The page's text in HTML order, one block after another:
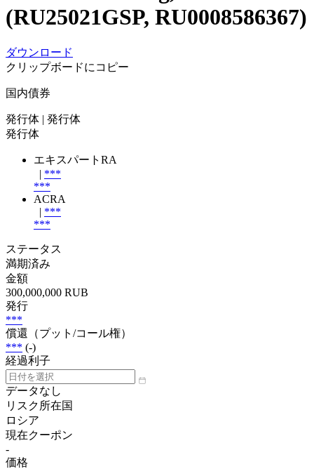
(RU25021GSP, RU0008586367)
ダウンロード
クリップボードにコピー
国内債券
発行体 | 発行体
発行体
エキスパートRA
| ***
***
ACRA
| ***
***
ステータス
満期済み
金額
300,000,000 RUB
発行
***
償還（プット/コール権）
*** (-)
経過利子
データなし
リスク所在国
ロシア
現在クーポン
-
価格